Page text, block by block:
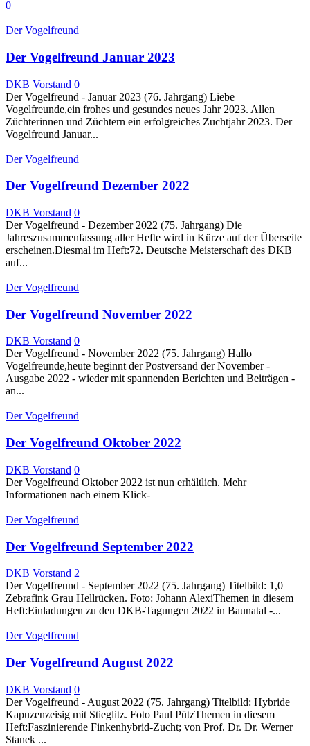
0
Der Vogelfreund
Der Vogelfreund Januar 2023
DKB Vorstand 0
Der Vogelfreund - Januar 2023 (76. Jahrgang) Liebe
Vogelfreunde,ein frohes und gesundes neues Jahr 2023. Allen
Züchterinnen und Züchtern ein erfolgreiches Zuchtjahr 2023. Der
Vogelfreund Januar...
Der Vogelfreund
Der Vogelfreund Dezember 2022
DKB Vorstand 0
Der Vogelfreund - Dezember 2022 (75. Jahrgang) Die
Jahreszusammenfassung aller Hefte wird in Kürze auf der Überseite
erscheinen.Diesmal im Heft:72. Deutsche Meisterschaft des DKB
auf...
Der Vogelfreund
Der Vogelfreund November 2022
DKB Vorstand 0
Der Vogelfreund - November 2022 (75. Jahrgang) Hallo
Vogelfreunde,heute beginnt der Postversand der November -
Ausgabe 2022 - wieder mit spannenden Berichten und Beiträgen -
an...
Der Vogelfreund
Der Vogelfreund Oktober 2022
DKB Vorstand 0
Der Vogelfreund Oktober 2022 ist nun erhältlich. Mehr
Informationen nach einem Klick-
Der Vogelfreund
Der Vogelfreund September 2022
DKB Vorstand 2
Der Vogelfreund - September 2022 (75. Jahrgang) Titelbild: 1,0
Zebrafink Grau Hellrücken. Foto: Johann AlexiThemen in diesem
Heft:Einladungen zu den DKB-Tagungen 2022 in Baunatal -...
Der Vogelfreund
Der Vogelfreund August 2022
DKB Vorstand 0
Der Vogelfreund - August 2022 (75. Jahrgang) Titelbild: Hybride
Kapuzenzeisig mit Stieglitz. Foto Paul PützThemen in diesem
Heft:Faszinierende Finkenhybrid-Zucht; von Prof. Dr. Dr. Werner
Stanek ...